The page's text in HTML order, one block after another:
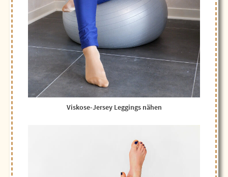
Viskose-Jersey Leggings nähen